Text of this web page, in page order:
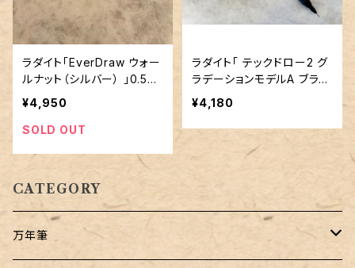
ラダイト「EverDraw ウォー
ルナット（シルバー） 」0.5m
mシャープペンシル
¥4,950
SOLD OUT
ラダイト「 テックドロー2 グ
ラデーションモデルA ブラッ
ク/ターコイズ 」0.5mmシャ
ープペンシル
¥4,180
CATEGORY
万年筆